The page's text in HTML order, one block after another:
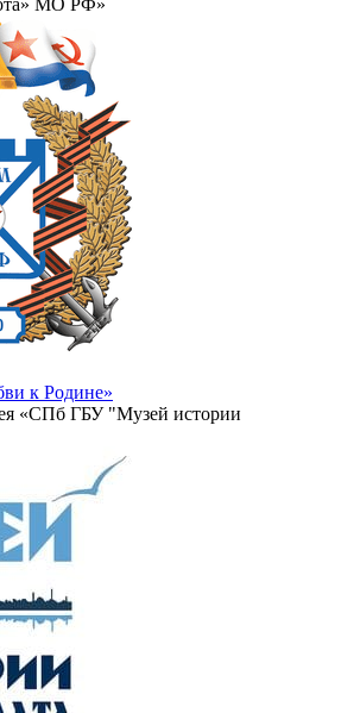
МО РФ»
к Родине»
«СПб ГБУ "Музей истории